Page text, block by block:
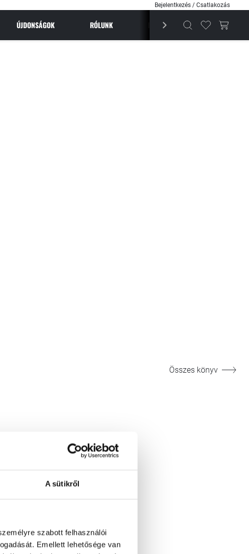
A sütikről
szabott felhasználói
Emellett lehetősége van
Bejelentkezés / Csatlakozás
ÚJDONSÁGOK RÓLUNK BESTSELLEREK MAGAZIN
Összes könyv